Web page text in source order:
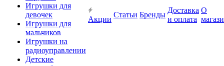
Игрушки для
девочек
Игрушки для
мальчиков
Игрушки на
радиоуправлении
Детские
Акции
Статьи Бренды
Доставка
и оплата
О